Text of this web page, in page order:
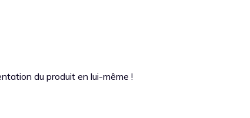
du produit en lui-même !